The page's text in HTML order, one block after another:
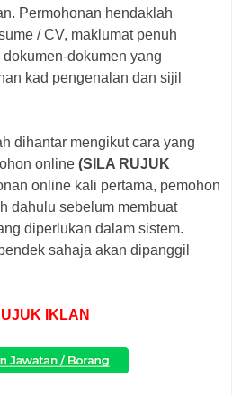
Permohonan hendaklah
/ CV, maklumat penuh
dokumen yang
kad pengenalan dan sijil
dihantar mengikut cara yang
online (SILA RUJUK
online kali pertama, pemohon
dahulu sebelum membuat
diperlukan dalam sistem.
sahaja akan dipanggil
IKLAN